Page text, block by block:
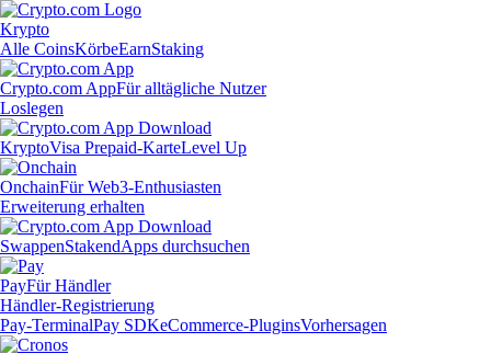
Krypto
Alle CoinsKörbeEarnStaking
Crypto.com AppFür alltägliche Nutzer
Loslegen
KryptoVisa Prepaid-KarteLevel Up
OnchainFür Web3-Enthusiasten
Erweiterung erhalten
SwappenStakendApps durchsuchen
PayFür Händler
Händler-Registrierung
Pay-TerminalPay SDKeCommerce-PluginsVorhersagen